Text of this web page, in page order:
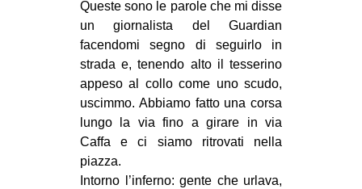
Queste sono le parole che mi disse
un giornalista del Guardian
facendomi segno di seguirlo in
strada e, tenendo alto il tesserino
appeso al collo come uno scudo,
uscimmo. Abbiamo fatto una corsa
lungo la via fino a girare in via
Caffa e ci siamo ritrovati nella
piazza.
Intorno l’inferno: gente che urlava,